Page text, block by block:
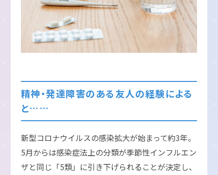
精神・発達障害のある友人の経験による
と……
新型コロナウイルスの感染拡大が始まって約3年。
5月からは感染症法上の分類が季節性インフルエン
ザと同じ「5類」に引き下げられることが決定し、